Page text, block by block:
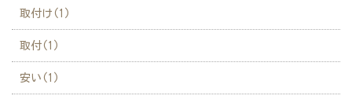
取付け(1)
取付(1)
安い(1)